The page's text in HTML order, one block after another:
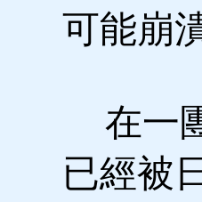
可能崩
在一
已經被